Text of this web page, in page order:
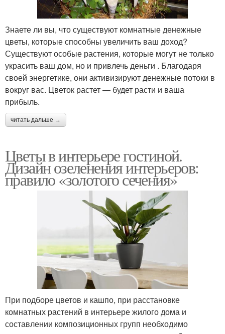
Знаете ли вы, что существуют комнатные денежные
цветы, которые способны увеличить ваш доход?
Существуют особые растения, которые могут не только
украсить ваш дом, но и привлечь деньги . Благодаря
своей энергетике, они активизируют денежные потоки в
вокруг вас. Цветок растет — будет расти и ваша
прибыль.
читать дальше →
Цветы в интерьере гостиной.
Дизайн озеленения интерьеров:
правило «золотого сечения»
При подборе цветов и кашпо, при расстановке
комнатных растений в интерьере жилого дома и
составлении композиционных групп необходимо